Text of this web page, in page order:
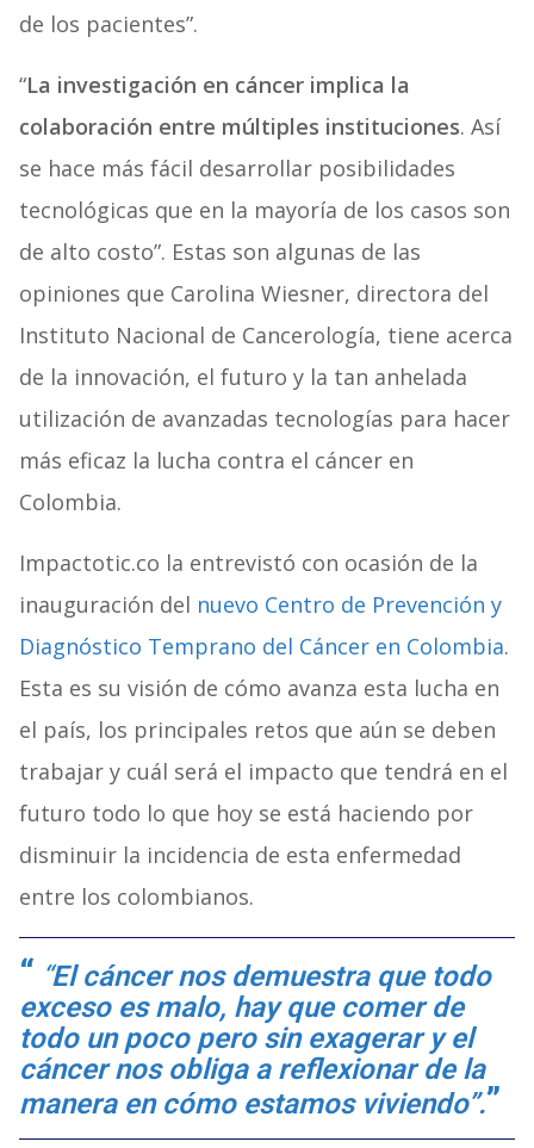
de los pacientes”.
“La investigación en cáncer implica la
colaboración entre múltiples instituciones. Así
se hace más fácil desarrollar posibilidades
tecnológicas que en la mayoría de los casos son
de alto costo”. Estas son algunas de las
opiniones que Carolina Wiesner, directora del
Instituto Nacional de Cancerología, tiene acerca
de la innovación, el futuro y la tan anhelada
utilización de avanzadas tecnologías para hacer
más eficaz la lucha contra el cáncer en
Colombia.
Impactotic.co la entrevistó con ocasión de la
inauguración del nuevo Centro de Prevención y
Diagnóstico Temprano del Cáncer en Colombia.
Esta es su visión de cómo avanza esta lucha en
el país, los principales retos que aún se deben
trabajar y cuál será el impacto que tendrá en el
futuro todo lo que hoy se está haciendo por
disminuir la incidencia de esta enfermedad
entre los colombianos.
“El cáncer nos demuestra que todo
exceso es malo, hay que comer de
todo un poco pero sin exagerar y el
cáncer nos obliga a reflexionar de la
manera en cómo estamos viviendo”.